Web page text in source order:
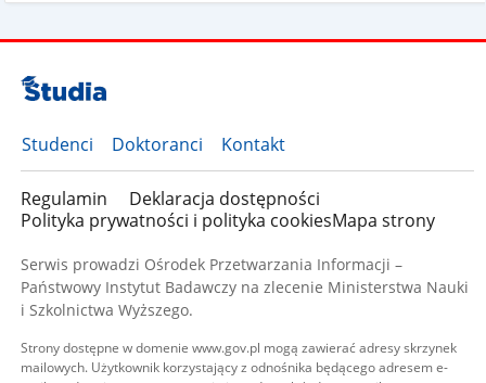
Studenci Doktoranci Kontakt
Regulamin
Deklaracja dostępności
Polityka prywatności i polityka cookiesMapa strony
Serwis prowadzi Ośrodek Przetwarzania Informacji –
Państwowy Instytut Badawczy na zlecenie Ministerstwa Nauki
i Szkolnictwa Wyższego.
Strony dostępne w domenie www.gov.pl mogą zawierać adresy skrzynek
mailowych. Użytkownik korzystający z odnośnika będącego adresem e-